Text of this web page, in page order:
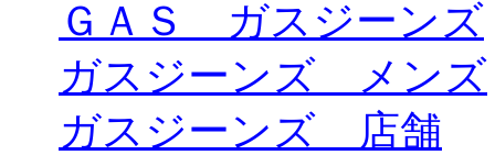
ＧＡＳ ガスジーンズ
ガスジーンズ メンズ
ガスジーンズ 店舗